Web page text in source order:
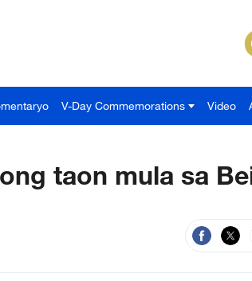
V-Day Commemorations Video
taon mula sa